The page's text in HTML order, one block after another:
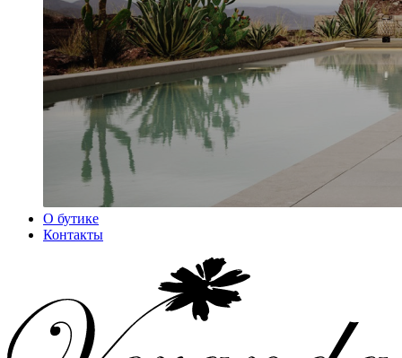
О бутике
Контакты